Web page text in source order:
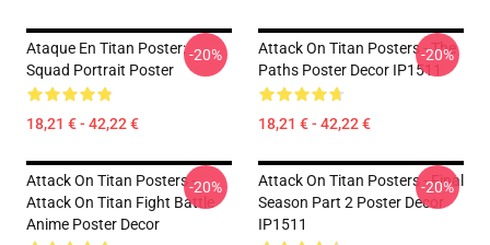
Ataque En Titan Poster:
Squad Portrait Poster
18,21 € - 42,22 €
-20%
Attack On Titan Posters - The
Paths Poster Decor IP1511
18,21 € - 42,22 €
-20%
Attack On Titan Posters -
Attack On Titan Fight Battle
Anime Poster Decor
-20%
Attack On Titan Posters - Final
Season Part 2 Poster Decor
IP1511
-20%